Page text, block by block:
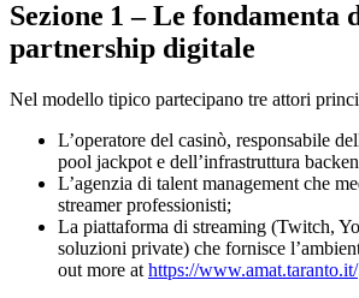
Sezione 1 – Le fondamenta
partnership digitale
Nel modello tipico partecipano tre attori
L’operatore del casinò, responsabile
pool jackpot e dell’infrastruttura
L’agenzia di talent management che
streamer professionisti;
La piattaforma di streaming (Twitch,
soluzioni private) che fornisce
out more at https://www.amat.taranto.it/